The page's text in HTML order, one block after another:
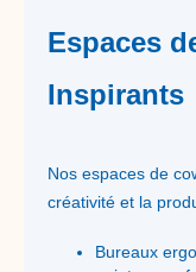
Espaces
Inspirants
Nos espaces de
créativité et la
Bureaux